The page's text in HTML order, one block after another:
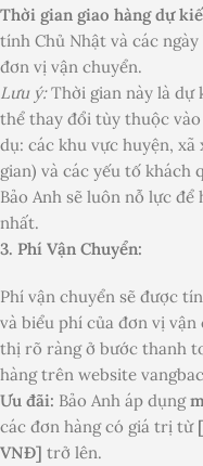
Thời gian giao hàng dự
tính Chủ Nhật và các
đơn vị vận chuyển.
Lưu ý:Thời gian này là dự
thể thay đổi tùy thuộc
dụ: các khu vực huyện,
gian) và các yếu tố khách
Bảo Anh sẽ luôn nỗ lực
nhất.
3. Phí Vận Chuyển:
Phí vận chuyển sẽ được
và biểu phí của đơn vị
thị rõ ràng ở bước thanh
hàng trên website
Ưu đãi: Bảo Anh áp dụng
các đơn hàng có giá trị từ
VNĐ] trở lên.